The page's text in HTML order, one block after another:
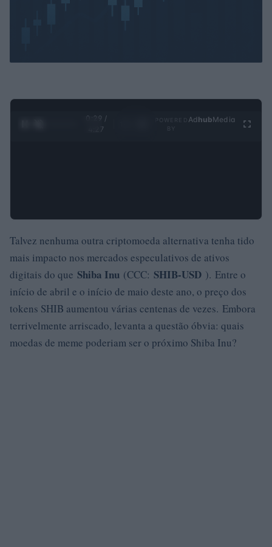
0:30 /
4:27
Ad hubMedia
Talvez nenhuma outra criptomoeda alternativa tenha tido
mais impacto nos mercados especulativos de ativos
digitais do que Shiba Inu (CCC: SHIB-USD ). Entre o
início de abril e o início de maio deste ano, o preço dos
tokens SHIB aumentou várias centenas de vezes. Embora
terrivelmente arriscado, levanta a questão óbvia: quais
moedas de meme poderiam ser o próximo Shiba Inu?